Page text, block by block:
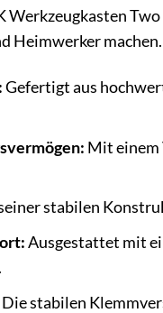
Werkzeugkasten
Heimwerker
Gefertigt aus
Mit einem
stabilen
Ausgestattet mit
Die stabilen